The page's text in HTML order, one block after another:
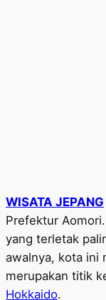
WISATA JEPANG
Prefektur
yang terletak
awalnya, kota ini
merupakan titik
Hokkaido.